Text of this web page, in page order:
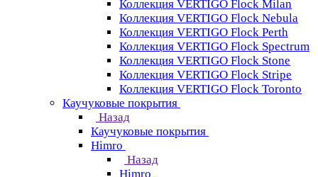
Коллекция VERTIGO Flock Milan
Коллекция VERTIGO Flock Nebula
Коллекция VERTIGO Flock Perth
Коллекция VERTIGO Flock Spectrum
Коллекция VERTIGO Flock Stone
Коллекция VERTIGO Flock Stripe
Коллекция VERTIGO Flock Toronto
Каучуковые покрытия
Назад
Каучуковые покрытия
Himro
Назад
Himro